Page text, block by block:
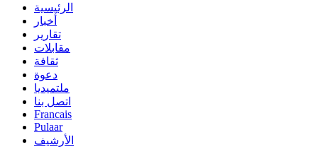
الرئيسية
أخبار
تقارير
مقابلات
ثقافة
دعوة
ملتميديا
اتصل بنا
Francais
Pulaar
الأرشيف